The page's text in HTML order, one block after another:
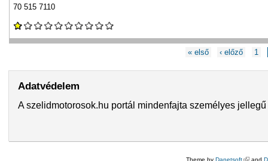
70 515 7110
« első ‹ előző 1
Adatvédelem
A szelidmotorosok.hu portál mindenfajta személyes